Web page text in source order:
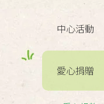
中心活動
愛心捐贈